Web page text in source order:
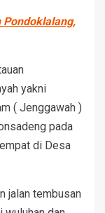
Pondoklalang,
yakni
( Jenggawah )
pada
di Desa
jalan tembusan